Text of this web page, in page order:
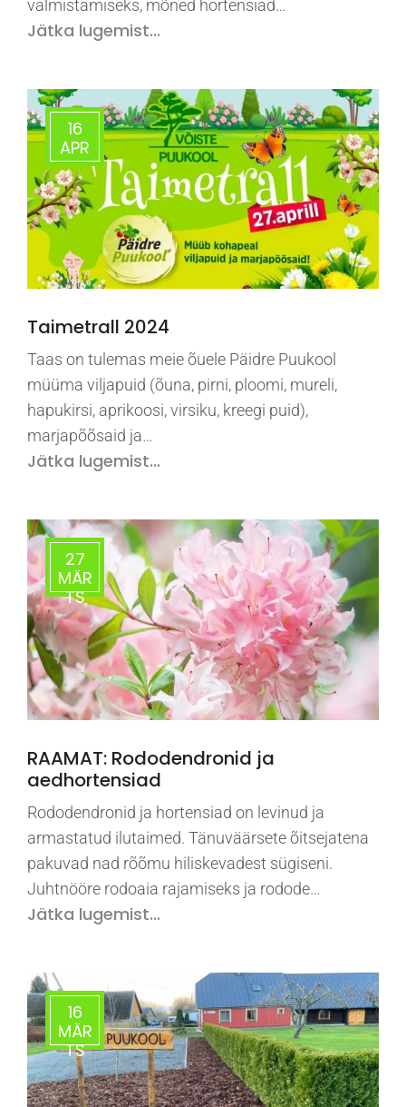
valmistamiseks, mõned hortensiad…
Jätka lugemist...
16
APR
Taimetrall 2024
Taas on tulemas meie õuele Päidre Puukool
müüma viljapuid (õuna, pirni, ploomi, mureli,
hapukirsi, aprikoosi, virsiku, kreegi puid),
marjapõõsaid ja…
Jätka lugemist...
27
MÄR
TS
RAAMAT: Rododendronid ja
aedhortensiad
Rododendronid ja hortensiad on levinud ja
armastatud ilutaimed. Tänuväärsete õitsejatena
pakuvad nad rõõmu hiliskevadest sügiseni.
Juhtnööre rodoaia rajamiseks ja rodode…
Jätka lugemist...
16
MÄR
TS